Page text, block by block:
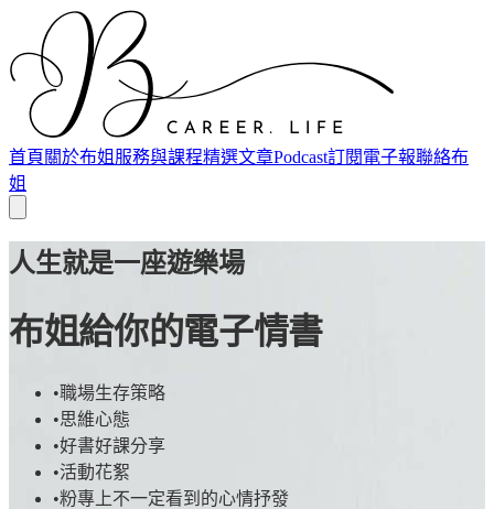
首頁 關於布姐 服務與課程精選文章Podcast訂閱電子報聯絡布
姐
人生就是一座遊樂場
布姐給你的電子情書
•職場生存策略
•思維心態
•好書好課分享
•活動花絮
•粉專上不一定看到的心情抒發